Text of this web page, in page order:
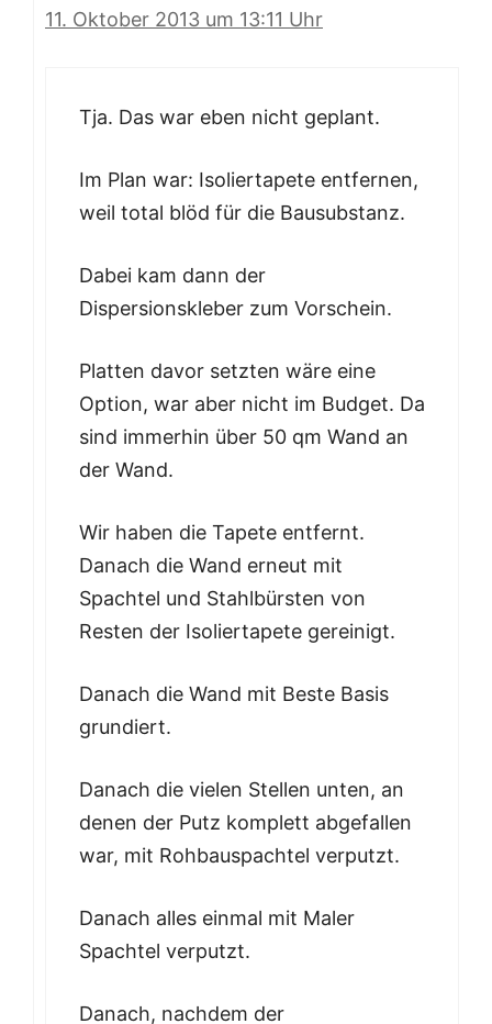
11. Oktober 2013 um 13:11 Uhr
Tja. Das war eben nicht geplant.
Im Plan war: Isoliertapete entfernen,
weil total blöd für die Bausubstanz.
Dabei kam dann der
Dispersionskleber zum Vorschein.
Platten davor setzten wäre eine
Option, war aber nicht im Budget. Da
sind immerhin über 50 qm Wand an
der Wand.
Wir haben die Tapete entfernt.
Danach die Wand erneut mit
Spachtel und Stahlbürsten von
Resten der Isoliertapete gereinigt.
Danach die Wand mit Beste Basis
grundiert.
Danach die vielen Stellen unten, an
denen der Putz komplett abgefallen
war, mit Rohbauspachtel verputzt.
Danach alles einmal mit Maler
Spachtel verputzt.
Danach, nachdem der